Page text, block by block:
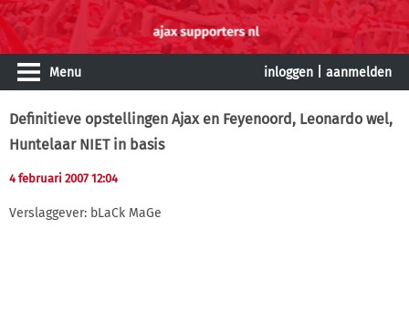
Menu inloggen aanmelden
Definitieve opstellingen Ajax en Feyenoord, Leonardo wel,
Huntelaar NIET in basis
4 februari 2007 12:04
Verslaggever: bLaCk MaGe